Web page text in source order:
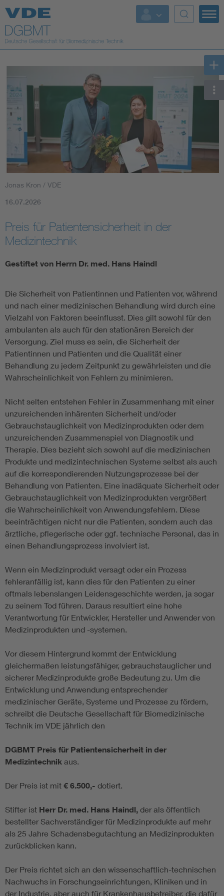
Top Themen
Fokusthemen
AI & Digital Trust
Health
Mobility
Assisted Living
Prostheses + implants
Jonas Kron / VDE
16.07.2026
Preis für Patientensicherheit in der
Medizintechnik
Gestiftet von Herrn Dr. med. Hans Haindl
Die Sicherheit von Patientinnen und Patienten vor, während
und nach einer medizinischen Behandlung wird durch eine
Vielzahl von Faktoren beeinflusst. Dies gilt sowohl für den
ambulanten als auch für den stationären Bereich der
Versorgung. Ziel muss es sein, die Sicherheit der
Patientinnen und Patienten und die Qualität einer
Behandlung zu jedem Zeitpunkt zu gewährleisten und die
Wahrscheinlichkeit von Fehlern zu minimieren.
Nicht selten entstehen Fehler in Zusammenhang mit einer
unzureichenden inhärenten Sicherheit und/oder
Gebrauchstauglichkeit von Medizinprodukten oder dem
unzureichenden Zusammenspiel von Diagnostik und
Therapie. Dies bezieht sich sowohl auf die medizinischen
Produkte und medizintechnischen Systeme selbst als auch
auf die korrespondierenden Nutzungsprozesse bei der
Behandlung von Patienten. Eine inadäquate Sicherheit oder
Gebrauchstauglichkeit von Medizinprodukten vergrößert
die Wahrscheinlichkeit von Anwendungsfehlern. Diese
beeinträchtigen nicht nur die Patienten, sondern auch das
ärztliche, pflegerische oder ggf. technische Personal, das in
einen Behandlungsprozess involviert ist.
Wenn ein Medizinprodukt versagt oder ein Prozess
fehleranfällig ist, kann dies für den Patienten zu einer
oftmals lebenslangen Leidensgeschichte werden, ja sogar
zu seinem Tod führen. Daraus resultiert eine hohe
Verantwortung für Entwickler, Hersteller und Anwender von
Medizinprodukten und -systemen.
Vor diesem Hintergrund kommt der Entwicklung
gleichermaßen leistungsfähiger, gebrauchstauglicher und
sicherer Medizinprodukte große Bedeutung zu. Um die
Entwicklung und Anwendung entsprechender
medizinischer Geräte, Systeme und Prozesse zu fördern,
schreibt die Deutsche Gesellschaft für Biomedizinische
Technik im VDE jährlich den
DGBMT Preis für Patientensicherheit in der
Medizintechnik aus.
Der Preis ist mit € 6.500,- dotiert.
Stifter ist Herr Dr. med. Hans Haindl, der als öffentlich
bestellter Sachverständiger für Medizinprodukte auf mehr
als 25 Jahre Schadensbegutachtung an Medizinprodukten
zurückblicken kann.
Der Preis richtet sich an den wissenschaftlich-technischen
Nachwuchs in Forschungseinrichtungen, Kliniken und in
der Industrie, aber auch für Krankenhausbetreiber, die dafür